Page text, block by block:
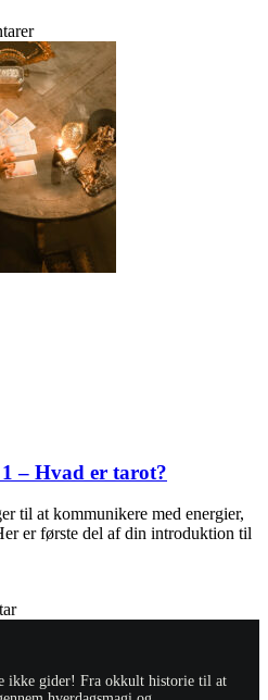
– Hvad er tarot?
til at kommunikere med energier,
er første del af din introduktion til
ikke gider! Fra okkult historie til at